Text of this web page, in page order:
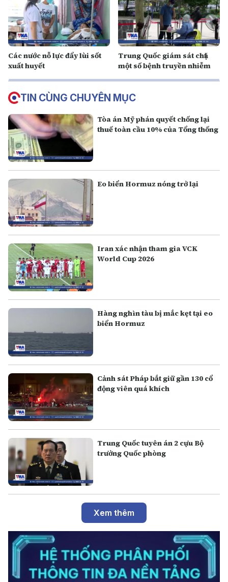
Các nước nỗ lực đẩy lùi sốt
xuất huyết
Trung Quốc giám sát chặt
một số bệnh truyền nhiễm
TIN CÙNG CHUYÊN MỤC
Tòa án Mỹ phán quyết chống lại
thuế toàn cầu 10% của Tổng thống
Eo biển Hormuz nóng trở lại
Iran xác nhận tham gia VCK
World Cup 2026
Hàng nghìn tàu bị mắc kẹt tại eo
biển Hormuz
Cảnh sát Pháp bắt giữ gần 130 cổ
động viên quá khích
Trung Quốc tuyên án 2 cựu Bộ
trưởng Quốc phòng
Xem thêm